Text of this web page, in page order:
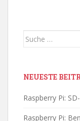
Suche
NEUESTE
Raspberry Pi:
Raspberry Pi: